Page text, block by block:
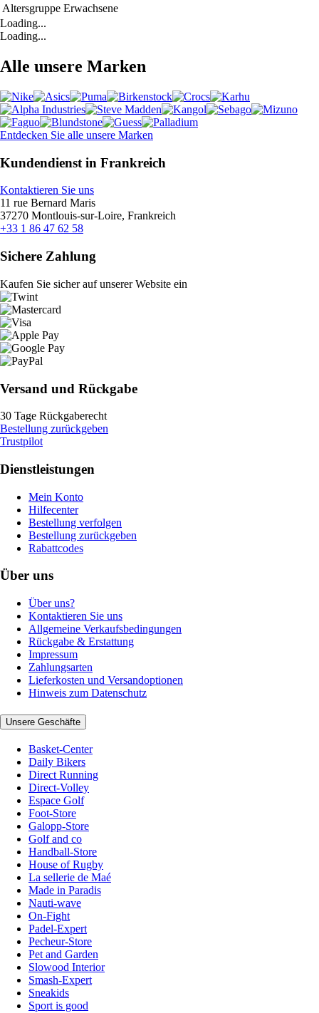
Altersgruppe Erwachsene
Loading...
Loading...
Alle unsere Marken
Entdecken Sie alle unsere Marken
Kundendienst in Frankreich
Kontaktieren Sie uns
11 rue Bernard Maris
37270 Montlouis-sur-Loire, Frankreich
+33 1 86 47 62 58
Sichere Zahlung
Kaufen Sie sicher auf unserer Website ein
Versand und Rückgabe
30 Tage Rückgaberecht
Bestellung zurückgeben
Trustpilot
Dienstleistungen
Mein Konto
Hilfecenter
Bestellung verfolgen
Bestellung zurückgeben
Rabattcodes
Über uns
Über uns?
Kontaktieren Sie uns
Allgemeine Verkaufsbedingungen
Rückgabe & Erstattung
Impressum
Zahlungsarten
Lieferkosten und Versandoptionen
Hinweis zum Datenschutz
Unsere Geschäfte
Basket-Center
Daily Bikers
Direct Running
Direct-Volley
Espace Golf
Foot-Store
Galopp-Store
Golf and co
Handball-Store
House of Rugby
La sellerie de Maé
Made in Paradis
Nauti-wave
On-Fight
Padel-Expert
Pecheur-Store
Pet and Garden
Slowood Interior
Smash-Expert
Sneakids
Sport is good